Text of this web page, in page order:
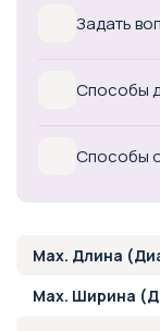
Задать
Способы
Способы
Max. Длина
Max. Ширина